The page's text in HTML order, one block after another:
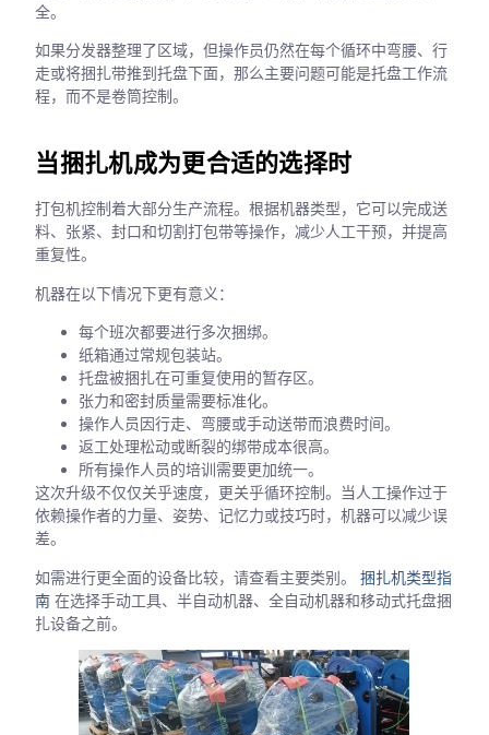
全。
如果分发器整理了区域，但操作员仍然在每个循环中弯腰、行
走或将捆扎带推到托盘下面，那么主要问题可能是托盘工作流
程，而不是卷筒控制。
当捆扎机成为更合适的选择时
打包机控制着大部分生产流程。根据机器类型，它可以完成送
料、张紧、封口和切割打包带等操作，减少人工干预，并提高
重复性。
机器在以下情况下更有意义：
每个班次都要进行多次捆绑。
纸箱通过常规包装站。
托盘被捆扎在可重复使用的暂存区。
张力和密封质量需要标准化。
操作人员因行走、弯腰或手动送带而浪费时间。
返工处理松动或断裂的绑带成本很高。
所有操作人员的培训需要更加统一。
这次升级不仅仅关乎速度，更关乎循环控制。当人工操作过于
依赖操作者的力量、姿势、记忆力或技巧时，机器可以减少误
差。
如需进行更全面的设备比较，请查看主要类别。捆扎机类型指
南 在选择手动工具、半自动机器、全自动机器和移动式托盘捆
扎设备之前。